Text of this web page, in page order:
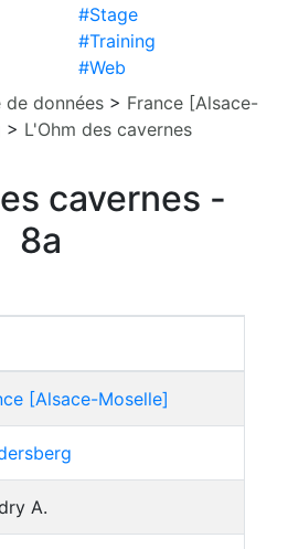
#Stage
#Training
#Web
de données > France [Alsace-
> L'Ohm des cavernes
cavernes -
8a
[Alsace-Moselle]
A.